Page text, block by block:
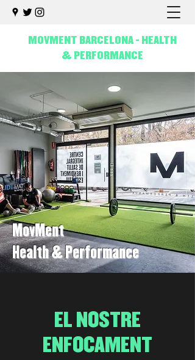
MOVMENT BARCELONA - HEALTH
& PERFORMANCE
MovMent
Health & Performance
EL NOSTRE
ENFOCAMENT